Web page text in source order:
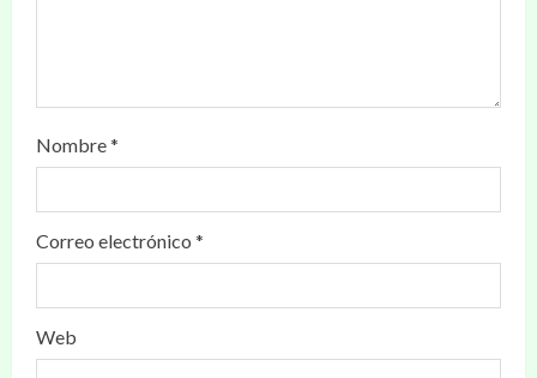
Nombre*
Correo electrónico *
Web